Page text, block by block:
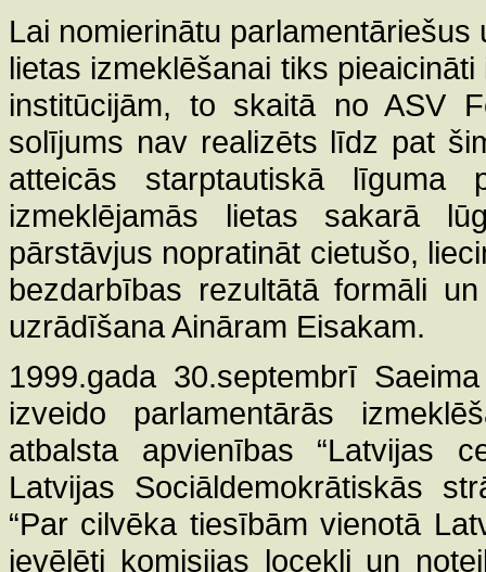
Lai nomierinātu
lietas izmeklēšanai tiks
institūcijām, to skaitā no ASV
solījums nav realizēts līdz pat
atteicās starptautiskā līguma
izmeklējamās lietas sakarā
pārstāvjus nopratināt cietušo,
bezdarbības rezultātā formāli
uzrādīšana Aināram Eisakam.
1999.gada 30.septembrī
izveido parlamentārās
atbalsta apvienības “Latvijas
Latvijas Sociāldemokrātiskās
“Par cilvēka tiesībām vienotā
ievēlēti komisijas locekļi un